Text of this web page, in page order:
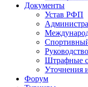
Документы
Устав РФП
Штрафные
Уточнения
Форум